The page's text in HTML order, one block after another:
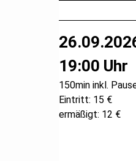
19:00 Uhr
150min inkl.
Eintritt: 15 €
ermäßigt: 12 €